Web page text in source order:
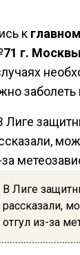
к
г.
заболеть
В Лиге
рассказали,
отгул из-за